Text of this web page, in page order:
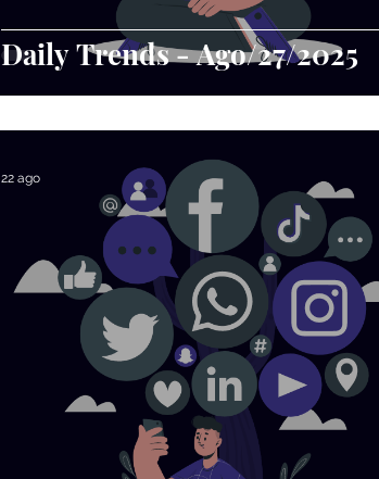
Daily Trends - Ago/27/2025
22 ago